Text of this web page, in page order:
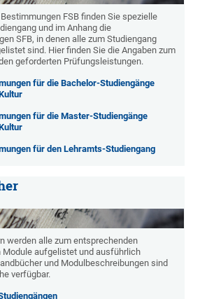
FSB finden Sie spezielle
und im Anhang die
SFB, in denen alle zum Studiengang
sind. Hier finden Sie die Angaben zum
geforderten Prüfungsleistungen.
für die Bachelor-Studiengänge
für die Master-Studiengänge
für den Lehramts-Studiengang
werden alle zum entsprechenden
Module aufgelistet und ausführlich
und Modulbeschreibungen sind
verfügbar.